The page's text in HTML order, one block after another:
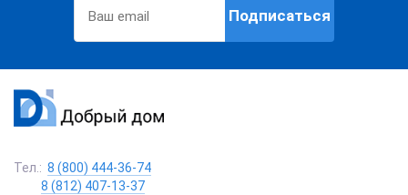
Подписаться
Тел.: 8 (800) 444-36-74
8 (812) 407-13-37